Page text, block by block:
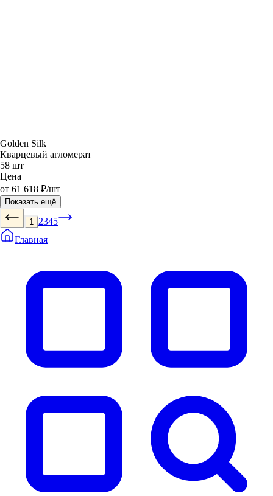
Golden Silk
Кварцевый агломерат
58 шт
Цена
от 61 618 ₽/шт
Показать ещё
1 2345
Главная